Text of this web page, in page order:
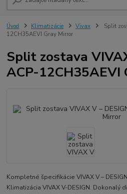
Úvod Klimatizácie Vivax
Split
12CH35AEVI Gray Mirror
Split zostava
ACP-12CH35AEVI
Kompletné špecifikácie VIVAX V –
Klimatizácia VIVAX V-DESIGN. Dokonalý